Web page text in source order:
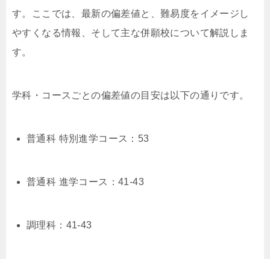
す。ここでは、最新の偏差値と、難易度をイメージし
やすくなる情報、そして主な併願校について解説しま
す。
学科・コースごとの偏差値の目安は以下の通りです。
普通科 特別進学コース：53
普通科 進学コース：41-43
調理科：41-43